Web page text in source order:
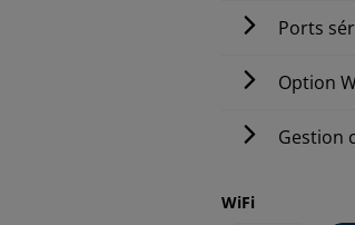
Ports
Option
Gestion
WiFi